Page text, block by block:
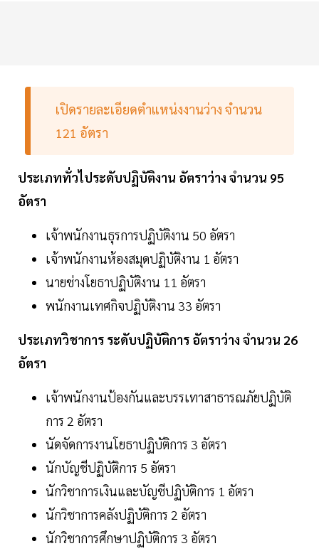
เปิดรายละเอียดตำแหน่งงานว่าง จำนวน
121 อัตรา
ประเภททั่วไประดับปฏิบัติงาน อัตราว่าง จำนวน 95
อัตรา
เจ้าพนักงานธุรการปฏิบัติงาน 50 อัตรา
เจ้าพนักงานห้องสมุดปฏิบัติงาน 1 อัตรา
นายช่างโยธาปฏิบัติงาน 11 อัตรา
พนักงานเทศกิจปฏิบัติงาน 33 อัตรา
ประเภทวิชาการ ระดับปฏิบัติการ อัตราว่าง จำนวน 26
อัตรา
เจ้าพนักงานป้องกันและบรรเทาสาธารณภัยปฏิบัติ
การ 2 อัตรา
นัดจัดการงานโยธาปฏิบัติการ 3 อัตรา
นักบัญชีปฏิบัติการ 5 อัตรา
นักวิชาการเงินและบัญชีปฏิบัติการ 1 อัตรา
นักวิชาการคลังปฏิบัติการ 2 อัตรา
นักวิชาการศึกษาปฏิบัติการ 3 อัตรา